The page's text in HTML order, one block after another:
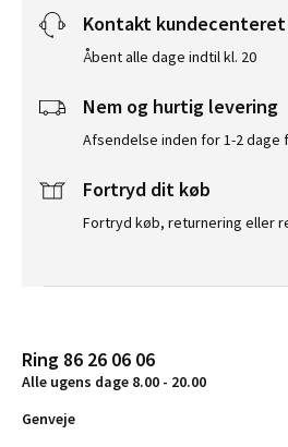
Kontakt kundecenteret
Åbent alle dage indtil kl. 20
Nem og hurtig levering
Afsendelse inden for 1-2 dage
Fortryd dit køb
Fortryd køb, returnering eller
Ring 86 26 06 06
Alle ugens dage 8.00 - 20.00
Genveje